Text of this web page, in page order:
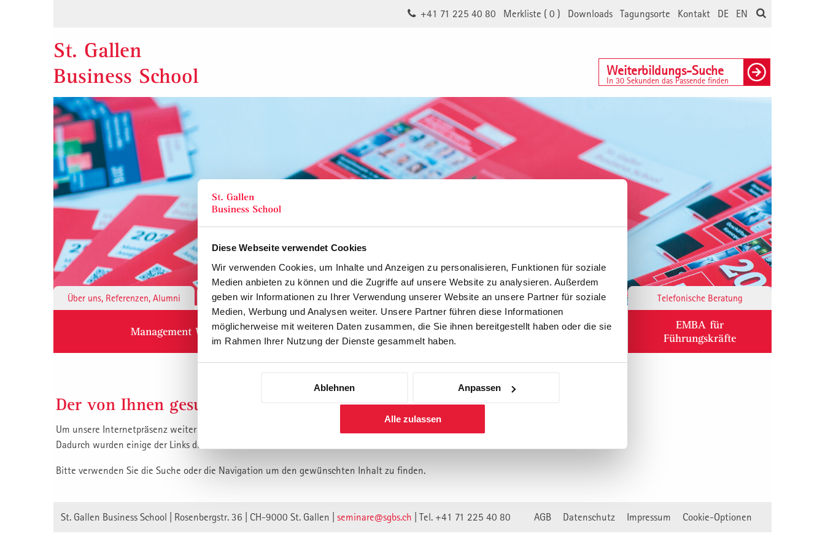
Diese Webseite verwendet Cookies
Wir verwenden Cookies, um Inhalte und Anzeigen zu personalisieren, Funktionen für soziale
Medien anbieten zu können und die Zugriffe auf unsere Website zu analysieren. Außerdem
geben wir Informationen zu Ihrer Verwendung unserer Website an unsere Partner für soziale
Medien, Werbung und Analysen weiter. Unsere Partner führen diese Informationen
möglicherweise mit weiteren Daten zusammen, die Sie ihnen bereitgestellt haben oder die sie
im Rahmen Ihrer Nutzung der Dienste gesammelt haben.
Ablehnen Anpassen
Alle zulassen
EN
DE
Kontakt
Tagungsorte
Downloads
Merkliste (0 )
+41 71 225 40 80
St. Gallen
Business School
Weiterbildungs-Suche
In 30 Sekunden das Passende finden
Über uns, Referenzen, Alumni Institute & Forschung Inhouse, Consulting Corporate Responsibility Telefonische Beratung
Management Weiterbildung
Berufsbegleitendes Praxisstudium
für Führungskräfte
EMBA für
Führungskräfte
Der von Ihnen gesuchte Inhalt ist vermutlich umgezogen.
Um unsere Internetpräsenz weiter zu verbessern, haben wir unsere Webseite auf eine neue technische Basis gestellt.
Dadurch wurden einige der Links die auf unsere Inhalte verweisen unwirksam.
Bitte verwenden Sie die Suche oder die Navigation um den gewünschten Inhalt zu finden.
St. Gallen Business School | Rosenbergstr. 36 | CH-9000 St. Gallen | seminare@sgbs.ch Tel. +41 71 225 40 80 AGB Datenschutz Impressum Cookie-Optionen